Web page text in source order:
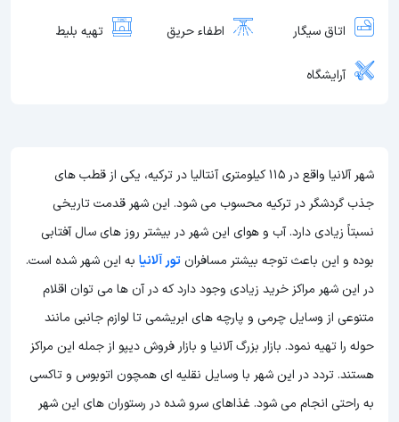
اتاق سیگار اطفاء حریق تهیه بلیط
آرایشگاه
شهر آلانیا واقع در 115 کیلومتری آنتالیا در ترکیه، یکی از قطب های
جذب گردشگر در ترکیه محسوب می شود. این شهر قدمت تاریخی
نسبتاً زیادی دارد. آب و هوای این شهر در بیشتر روز های سال آفتابی
بوده و این باعث توجه بیشتر مسافران تور آلانیا به این شهر شده است.
در این شهر مراکز خرید زیادی وجود دارد که در آن ها می توان اقلام
متنوعی از وسایل چرمی و پارچه های ابریشمی تا لوازم جانبی مانند
حوله را تهیه نمود. بازار بزرگ آلانیا و بازار فروش دیپو از جمله این مراکز
هستند. تردد در این شهر با وسایل نقلیه ای همچون اتوبوس و تاکسی
به راحتی انجام می شود. غذاهای سرو شده در رستوران های این شهر